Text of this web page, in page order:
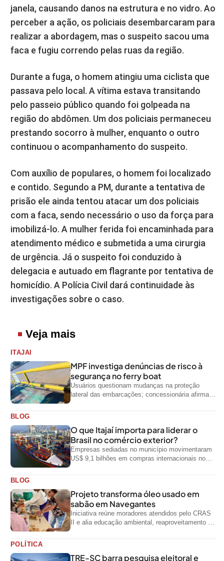
janela, causando danos na estrutura e no vidro. Ao
perceber a ação, os policiais desembarcaram para
realizar a abordagem, mas o suspeito sacou uma
faca e fugiu correndo pelas ruas da região.
Durante a fuga, o homem atingiu uma ciclista que
passava pelo local. A vítima estava transitando
pelo passeio público quando foi golpeada na
região do abdômen. Um dos policiais permaneceu
prestando socorro à mulher, enquanto o outro
continuou o acompanhamento do suspeito.
Com auxílio de populares, o homem foi localizado
e contido. Segundo a PM, durante a tentativa de
prisão ele ainda tentou atacar um dos policiais
com a faca, sendo necessário o uso da força para
imobilizá-lo. A mulher ferida foi encaminhada para
atendimento médico e submetida a uma cirurgia
de urgência. Já o suspeito foi conduzido à
delegacia e autuado em flagrante por tentativa de
homicídio. A Polícia Civil dará continuidade às
investigações sobre o caso.
Veja mais
ITAJAI
MPF investiga denúncias de risco à
segurança no ferry boat
Usuários questionam mudanças na proteção
lateral das embarcações; concessionária afirma
BLOG
O que Itajaí importa para liderar o
Brasil no comércio exterior?
Empresas sediadas no município movimentaram
US$ 9,1 bilhões em compras internacionais no
BLOG
Projeto transforma óleo usado em
sabão em Navegantes
Iniciativa reúne moradores atendidos pelo CRAS
II e alia educação ambiental, reaproveitamento de
POLÍTICA
TRE-SC barra pesquisa eleitoral e